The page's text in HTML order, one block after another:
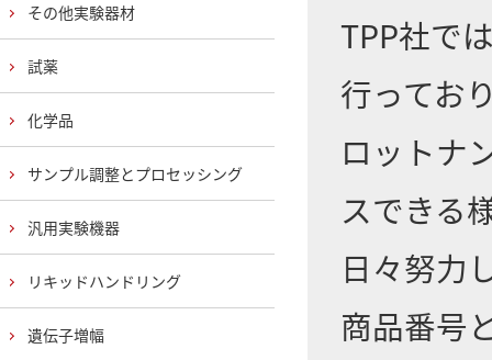
TPP社で
行ってお
ロットナ
スできる
日々努力
商品番号
その他実験器材
試薬
化学品
サンプル調整とプロセッシング
汎用実験機器
リキッドハンドリング
遺伝子増幅